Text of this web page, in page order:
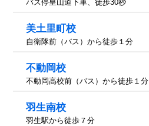
バス停皇山道下車、徒歩30秒
美土里町校
自衛隊前（バス）から徒歩１分
不動岡校
不動岡高校前（バス）から徒歩１分
羽生南校
羽生駅から徒歩７分